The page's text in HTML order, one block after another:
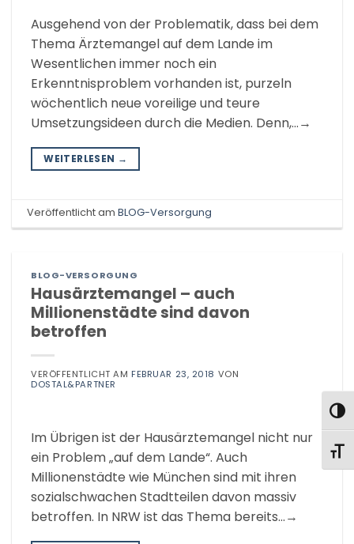
Ausgehend von der Problematik, dass bei dem
Thema Ärztemangel auf dem Lande im
Wesentlichen immer noch ein
Erkenntnisproblem vorhanden ist, purzeln
wöchentlich neue voreilige und teure
Umsetzungsideen durch die Medien. Denn,…→
WEITERLESEN →
Veröffentlicht amBLOG-Versorgung
BLOG-VERSORGUNG
Hausärztemangel – auch
Millionenstädte sind davon
betroffen
VERÖFFENTLICHT AM FEBRUAR 23, 2018 VON
DOSTAL&PARTNER
Im Übrigen ist der Hausärztemangel nicht nur
ein Problem „auf dem Lande“. Auch
Millionenstädte wie München sind mit ihren
sozialschwachen Stadtteilen davon massiv
betroffen. In NRW ist das Thema bereits…→